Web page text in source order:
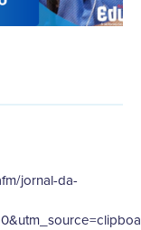
jornal-da-